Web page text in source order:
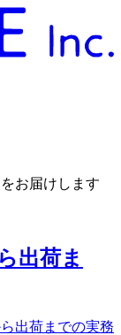
お届けします
出荷ま
出荷までの実務